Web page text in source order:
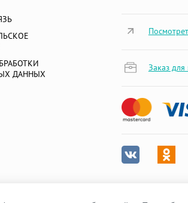
ДАННЫХ
Заказ